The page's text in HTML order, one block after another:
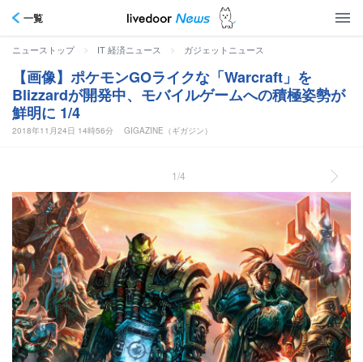
一覧
ニューストップ > IT 経済ニュース > ガジェットニュース
【画像】ポケモンGOライクな「Warcraft」を
Blizzardが開発中、モバイルゲームへの積極姿勢が
鮮明に 1/4
2018年11月24日 14時56分 GIGAZINE（ギガジン）
1/4